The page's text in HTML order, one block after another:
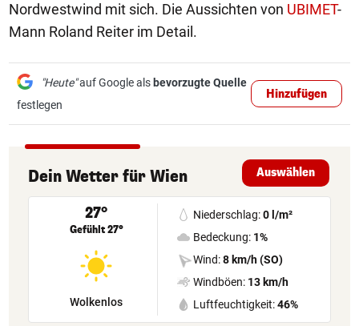
Nordwestwind mit sich. Die Aussichten von UBIMET-
Mann Roland Reiter im Detail.
"Heute"auf Google als bevorzugte Quelle
festlegen
Hinzufügen
Dein WetterfürWien Auswählen
27°
Gefühlt 27°
Wolkenlos
Niederschlag:0 l/m²
Bedeckung: 1%
Wind:8 km/h (SO)
Windböen: 13 km/h
Luftfeuchtigkeit:46%